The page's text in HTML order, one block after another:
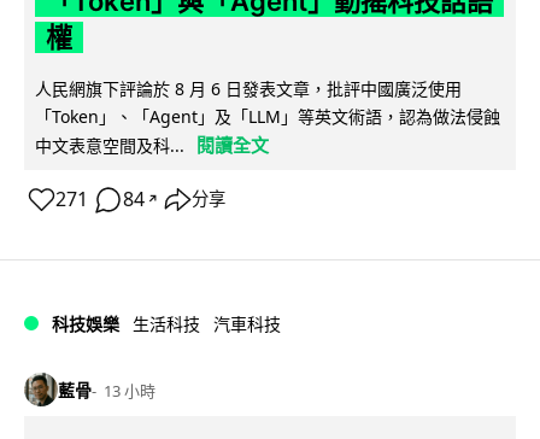
權
人民網旗下評論於 8 月 6 日發表文章，批評中國廣泛使用
「Token」、「Agent」及「LLM」等英文術語，認為做法侵蝕
中文表意空間及科...
閱讀全文
271 84 ↗ 分享
科技娛樂 生活科技 汽車科技
藍骨 13 小時